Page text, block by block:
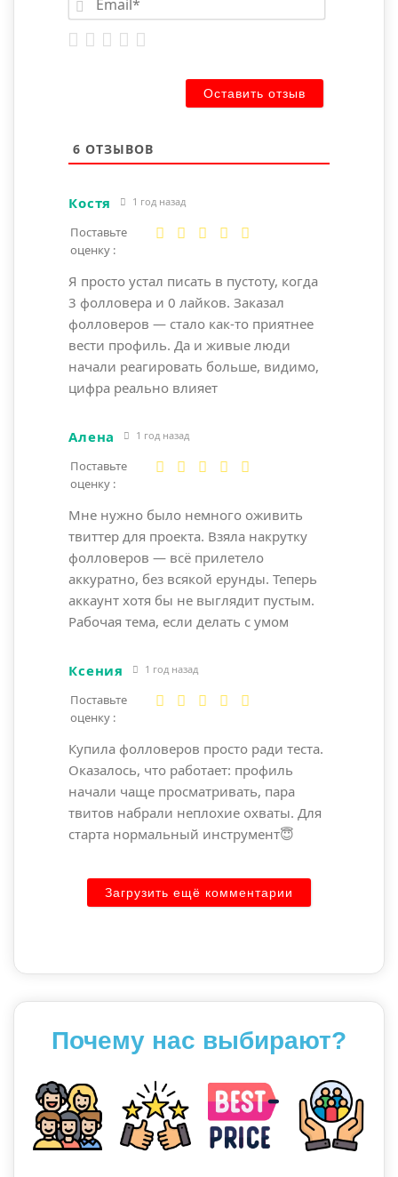
6 ОТЗЫВОВ
Костя 1 год назад
Поставьте
оценку :
Я просто устал писать в пустоту, когда
3 фолловера и 0 лайков. Заказал
фолловеров — стало как-то приятнее
вести профиль. Да и живые люди
начали реагировать больше, видимо,
цифра реально влияет
Алена 1 год назад
Поставьте
оценку :
Мне нужно было немного оживить
твиттер для проекта. Взяла накрутку
фолловеров — всё прилетело
аккуратно, без всякой ерунды. Теперь
аккаунт хотя бы не выглядит пустым.
Рабочая тема, если делать с умом
Ксения 1 год назад
Поставьте
оценку :
Купила фолловеров просто ради теста.
Оказалось, что работает: профиль
начали чаще просматривать, пара
твитов набрали неплохие охваты. Для
старта нормальный инструмент😇
Загрузить ещё комментарии
Почему нас выбирают?